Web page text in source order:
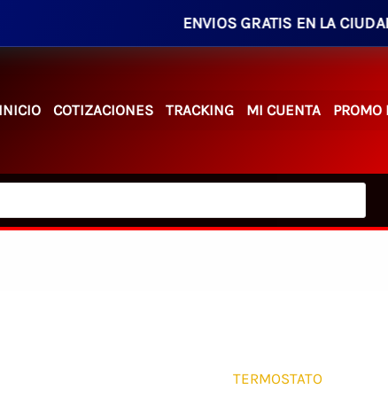
ENVIOS GRATIS EN LA CIUDAD EN
INICIO COTIZACIONES TRACKING MI CUENTA PROMO
TERMOSTATO